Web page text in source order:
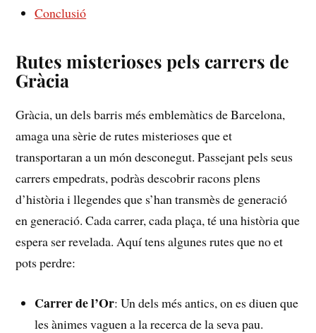
Conclusió
Rutes misterioses pels carrers de
Gràcia
Gràcia, un dels barris més emblemàtics de Barcelona, ​
amaga una⁢ sèrie de⁤ rutes misterioses que et
transportaran a un món desconegut.⁢ Passejant pels seus
carrers empedrats,​ podràs ⁢descobrir ‌racons plens
d’història i ⁤llegendes⁣ que s’han transmès de generació ​
en generació.⁣ Cada carrer, cada plaça, té una​ història ​que
espera ser‌ revelada. Aquí tens algunes rutes que no et
pots ‍perdre:
Carrer de⁣ l’Or: Un ‌dels ​més antics, on es diuen que⁣
les ⁢ànimes vaguen a la recerca de la⁤ seva pau.